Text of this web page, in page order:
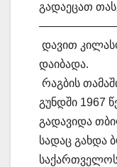
გადაეცათ
დავით
დაიბადა.
რაგბის
გუნდში 1967
გადავიდა
სადაც გახდა